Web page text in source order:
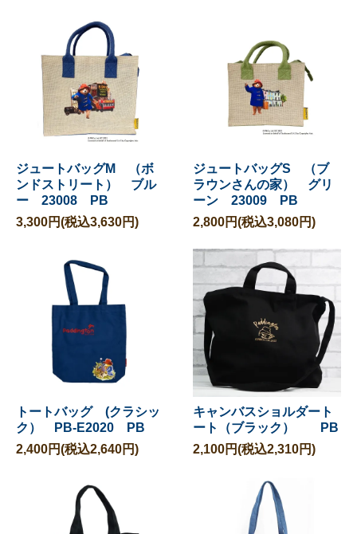
ジュートバッグM （ボ
ンドストリート） ブル
ー 23008 PB
3,300円(税込3,630円)
ジュートバッグS （ブ
ラウンさんの家） グリ
ーン 23009 PB
2,800円(税込3,080円)
トートバッグ (クラシッ
ク） PB-E2020 PB
2,400円(税込2,640円)
キャンバスショルダート
ート（ブラック） PB
2,100円(税込2,310円)